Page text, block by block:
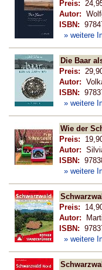
Preis:
Autor:
ISBN:
» weitere
Die Baar
Preis:
Autor:
ISBN:
» weitere
Wie der
Preis:
Autor:
ISBN:
» weitere
Preis:
Autor:
ISBN:
» weitere